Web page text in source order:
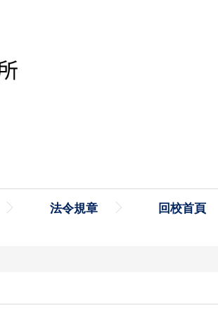
法令規章 回校首頁